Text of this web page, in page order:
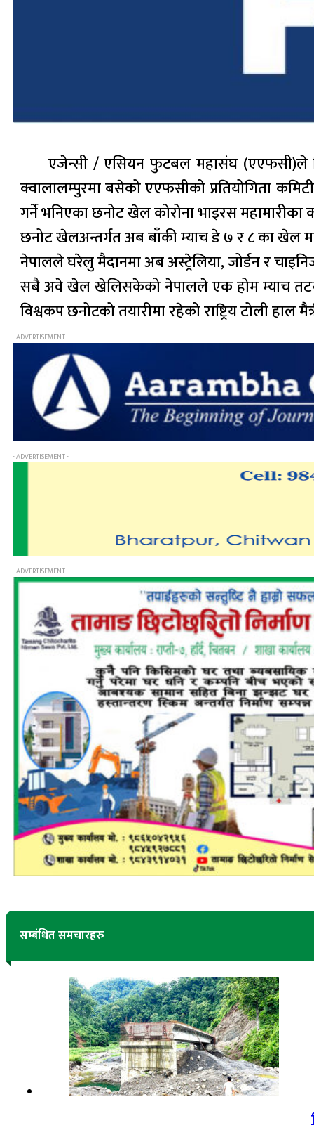
एजेन्सी / एसियन फुटबल महासंघ (एएफसी)ले
क्वालालम्पुरमा बसेको एएफसीको प्रतियोगिता
गर्ने भनिएका छनोट खेल कोरोना भाइरस
छनोट खेलअन्तर्गत अब बाँकी म्याच डे ७ र ८ का खेल
नेपालले घरेलु मैदानमा अब अस्ट्रेलिया, जोर्डन र
सबै अवे खेल खेलिसकेको नेपालले एक होम म्याच
विश्वकप छनोटको तयारीमा रहेको राष्ट्रिय टोली
- ADVERTISEMENT -
- ADVERTISEMENT -
- ADVERTISEMENT -
सम्बंधित समचारहरु